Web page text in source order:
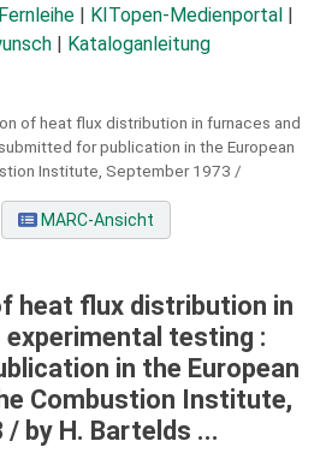
Fernleihe KITopen-Medienportal
Kataloganleitung
of heat flux distribution in furnaces and
submitted for publication in the European
Institute, September 1973 /
MARC-Ansicht
heat flux distribution in
testing :
in the European
Combustion Institute,
/ by H. Bartelds ...